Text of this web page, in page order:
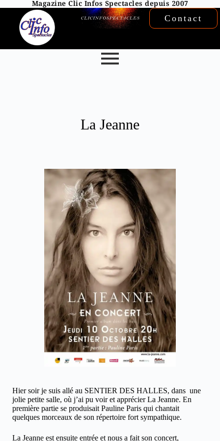
Magazine Clic Infos Spectacles depuis 2007
Contact
La Jeanne
Hier soir je suis allé au SENTIER DES HALLES, dans une
jolie petite salle, où j’ai pu voir et apprécier La Jeanne. En
première partie se produisait Pauline Paris qui chantait
quelques morceaux de son répertoire fort sympathique.
La Jeanne est ensuite entrée et nous a fait son concert,